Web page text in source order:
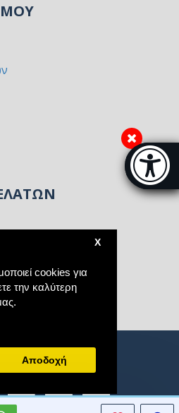
cookies για
την καλύτερη
X
Aποδοχή
Μπάρα
ΜΟΥ